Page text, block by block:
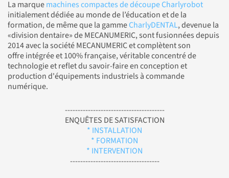
La marquemachines compactes de découpe Charlyrobot
initialement dédiée au monde de l’éducation et de la
formation, de même que la gammeCharlyDENTAL, devenue la
«division dentaire» de MECANUMERIC, sont fusionnées depuis
2014 avec la société MECANUMERIC et complètent son
offre intégrée et 100% française, véritable concentré de
technologie et reflet du savoir-faire en conception et
production d'équipements industriels à commande
numérique.
---------------------------------------
ENQUÊTES DE SATISFACTION
* INSTALLATION
* FORMATION
* INTERVENTION
-----------------------------------